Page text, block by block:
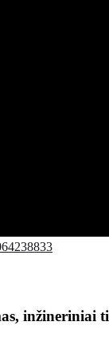
inžineriniai